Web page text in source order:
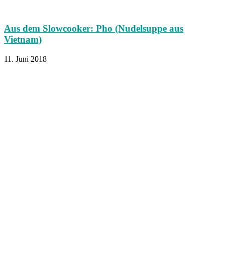
Aus dem Slowcooker: Pho (Nudelsuppe aus
Vietnam)
11. Juni 2018